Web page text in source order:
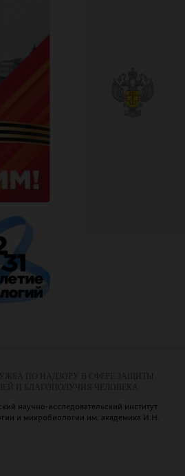
ПО НАДЗОРУ В СФЕРЕ ЗАЩИТЫ
И БЛАГОПОЛУЧИЯ ЧЕЛОВЕКА
научно-исследовательский институт
и микробиологии им. академика И.Н.